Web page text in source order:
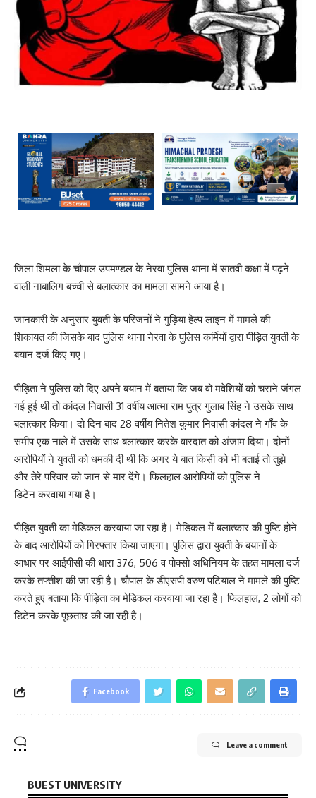
जिला शिमला के चौपाल उपमण्डल के नेरवा पुलिस थाना में सातवी कक्षा में पढ़ने
वाली नाबालिग बच्ची से बलात्कार का मामला सामने आया है।
जानकारी के अनुसार युवती के परिजनों ने गुड़िया हेल्प लाइन में मामले की
शिकायत की जिसके बाद पुलिस थाना नेरवा के पुलिस कर्मियों द्वारा पीड़ित युवती के
बयान दर्ज किए गए।
पीड़िता ने पुलिस को दिए अपने बयान में बताया कि जब वो मवेशियों को चराने जंगल
गई हुई थी तो कांदल निवासी 31 वर्षीय आत्मा राम पुत्र गुलाब सिंह ने उसके साथ
बलात्कार किया। दो दिन बाद 28 वर्षीय नितेश कुमार निवासी कांदल ने गाँव के
समीप एक नाले में उसके साथ बलात्कार करके वारदात को अंजाम दिया। दोनों
आरोपियों ने युवती को धमकी दी थी कि अगर ये बात किसी को भी बताई तो तुझे
और तेरे परिवार को जान से मार देंगे। फिलहाल आरोपियों को पुलिस ने
डिटेन करवाया गया है।
पीड़ित युवती का मेडिकल करवाया जा रहा है। मेडिकल में बलात्कार की पुष्टि होने
के बाद आरोपियों को गिरफ्तार किया जाएगा। पुलिस द्वारा युवती के बयानों के
आधार पर आईपीसी की धारा 376, 506 व पोक्सो अधिनियम के तहत मामला दर्ज
करके तफ्तीश की जा रही है। चौपाल के डीएसपी वरुण पटियाल ने मामले की पुष्टि
करते हुए बताया कि पीड़िता का मेडिकल करवाया जा रहा है। फिलहाल, 2 लोगों को
डिटेन करके पूछताछ की जा रही है।
Facebook
Leave a comment
BUEST UNIVERSITY